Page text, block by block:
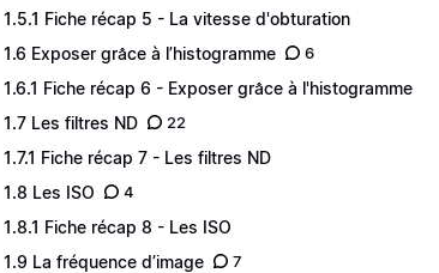
1.5.1 Fiche récap 5 - La vitesse d'obturation
1.6 Exposer grâce à l’histogramme
6
1.6.1 Fiche récap 6 - Exposer grâce à l'histogramme
1.7 Les filtres ND
22
1.7.1 Fiche récap 7 - Les filtres ND
1.8 Les ISO
4
1.8.1 Fiche récap 8 - Les ISO
1.9 La fréquence d’image
7